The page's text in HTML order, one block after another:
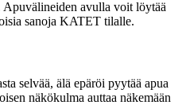
avulla voit löytää
sanoja KATET tilalle.
selvää, älä epäröi pyytää apua
näkökulma auttaa näkemään